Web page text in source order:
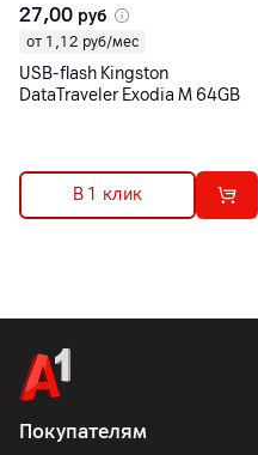
27,00 руб
от 1,12 руб/мес
USB-flash Kingston
DataTraveler Exodia M 64GB
В 1 клик
Покупателям